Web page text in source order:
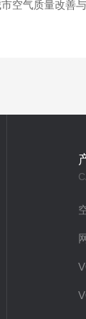
空气质量改善